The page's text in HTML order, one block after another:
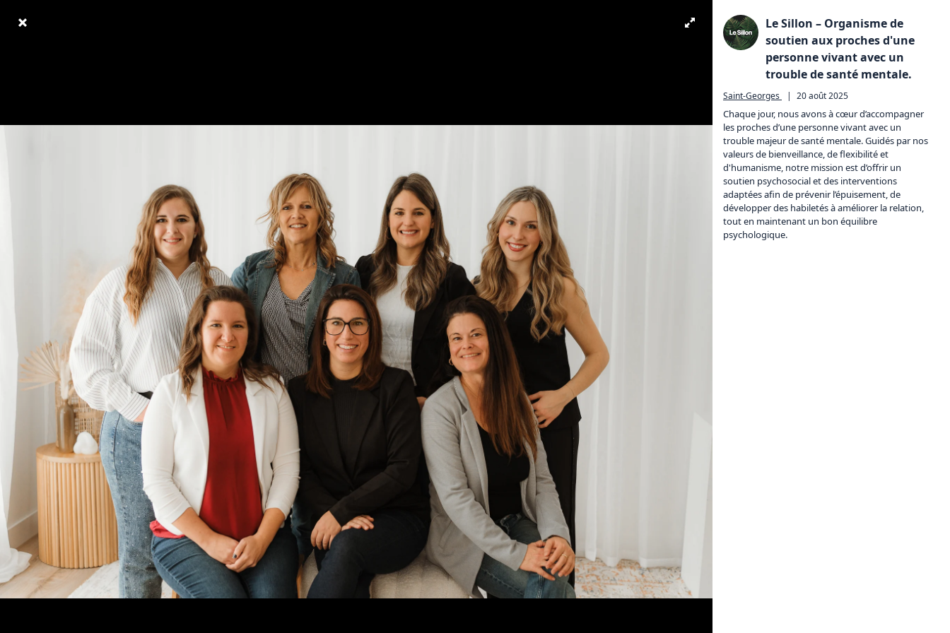
Le Sillon – Organisme de
soutien aux proches d'une
personne vivant avec un
trouble de santé mentale.
Saint-Georges | 20 août 2025
Chaque jour, nous avons à cœur d’accompagner
les proches d’une personne vivant avec un
trouble majeur de santé mentale. Guidés par nos
valeurs de bienveillance, de flexibilité et
d'humanisme, notre mission est d’offrir un
soutien psychosocial et des interventions
adaptées afin de prévenir l’épuisement, de
développer des habiletés à améliorer la relation,
tout en maintenant un bon équilibre
psychologique.